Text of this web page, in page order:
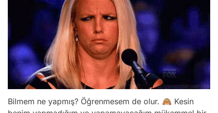
Bilmem ne yapmış? Öğrenmesem de olur. 🙈 Kesin